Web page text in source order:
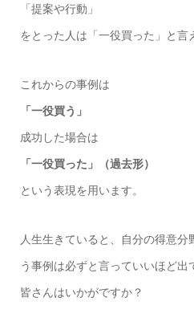
「提案や行動」
をとった人は「一役買った」と言
これからの事例は
「一役買う」
成功した場合は
「一役買った」（過去形）
という表現を用います。
人生生きていると、自分の得意
う事例は必ずと言っていいほど出
皆さんはいかがですか？